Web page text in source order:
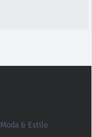
Moda & Estilo